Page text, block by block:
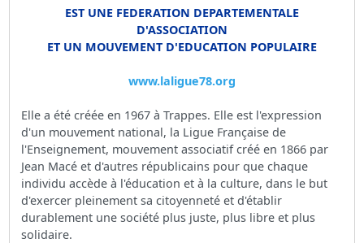
EST UNE FEDERATION DEPARTEMENTALE
D'ASSOCIATION
ET UN MOUVEMENT D'EDUCATION POPULAIRE
www.laligue78.org
Elle a été créée en 1967 à Trappes. Elle est l'expression
d'un mouvement national, la Ligue Française de
l'Enseignement, mouvement associatif créé en 1866 par
Jean Macé et d'autres républicains pour que chaque
individu accède à l'éducation et à la culture, dans le but
d'exercer pleinement sa citoyenneté et d'établir
durablement une société plus juste, plus libre et plus
solidaire.